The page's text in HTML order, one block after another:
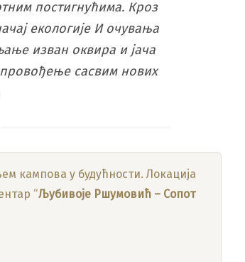
постигнућима. Кроз
екологије И очувања
изван оквира и јача
сасвим нових
кампова у будућности. Локација
“Љубивоје Ршумовић – Сопот